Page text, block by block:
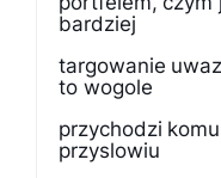
bardziej
targowanie
to wogole
przychodzi
przyslowiu